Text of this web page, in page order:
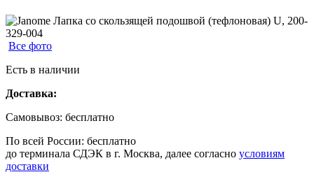
Все фото
Есть в наличии
Доставка:
Самовывоз: бесплатно
По всей России: бесплатно
до терминала СДЭК в г. Москва, далее согласно условиям
доставки